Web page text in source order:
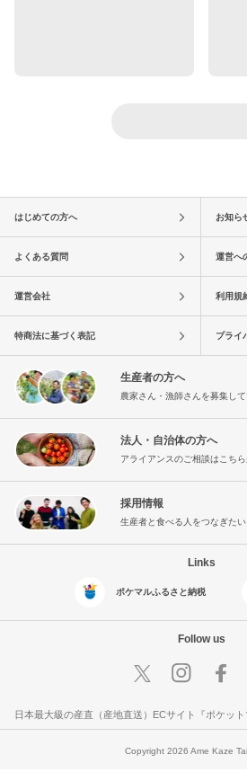
はじめての方へ お知ら
よくある質問 運営へ
運営会社 利用規
特商法に基づく表記 プライ
生産者の方へ
農家さん・漁師さんを募集し
法人・自治体の方へ
アライアンスのご相談はこちら
採用情報
生産者と食べる人をつなぎたい
Links
ポケマルふるさと納税
Follow us
日本最大級の産直（産地直送）ECサイト『ポケット
Copyright 2026 Ame Kaze